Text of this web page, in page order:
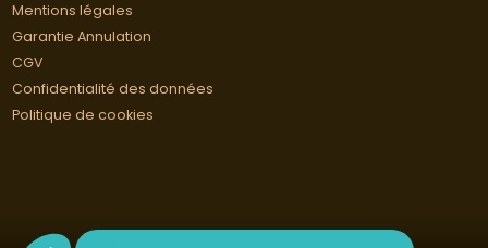
Mentions légales
Garantie Annulation
CGV
Confidentialité des données
Politique de cookies